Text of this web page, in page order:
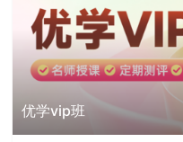
优学vip班